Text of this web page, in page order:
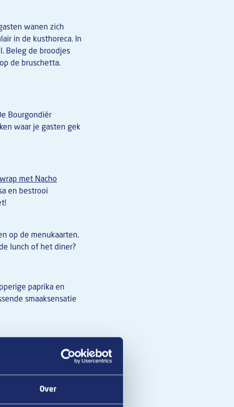
Over
wanen zich
in de kusthoreca. In
Beleg de broodjes
de bruschetta.
Bourgondiër
waar je gasten gek
wrap met Nacho
en bestrooi
op de menukaarten.
lunch of het diner?
paprika en
smaaksensatie
is een lust voor het